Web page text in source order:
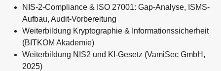
NIS-2-Compliance & ISO 27001: Gap-Analyse, ISMS-
Aufbau, Audit-Vorbereitung
Weiterbildung Kryptographie & Informationssicherheit
(BITKOM Akademie)
Weiterbildung NIS2 und KI-Gesetz (VamiSec GmbH,
2025)